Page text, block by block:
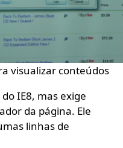
visualizar conteúdos
IE8, mas exige
da página. Ele
linhas de